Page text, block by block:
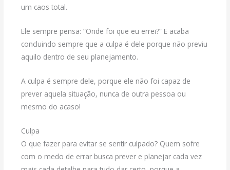
um caos total.
Ele sempre pensa: “Onde foi que eu errei?” E acaba
concluindo sempre que a culpa é dele porque não previu
aquilo dentro de seu planejamento.
A culpa é sempre dele, porque ele não foi capaz de
prever aquela situação, nunca de outra pessoa ou
mesmo do acaso!
Culpa
O que fazer para evitar se sentir culpado? Quem sofre
com o medo de errar busca prever e planejar cada vez